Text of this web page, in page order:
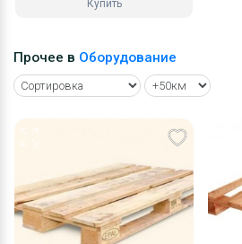
Купить
Прочее в Оборудование